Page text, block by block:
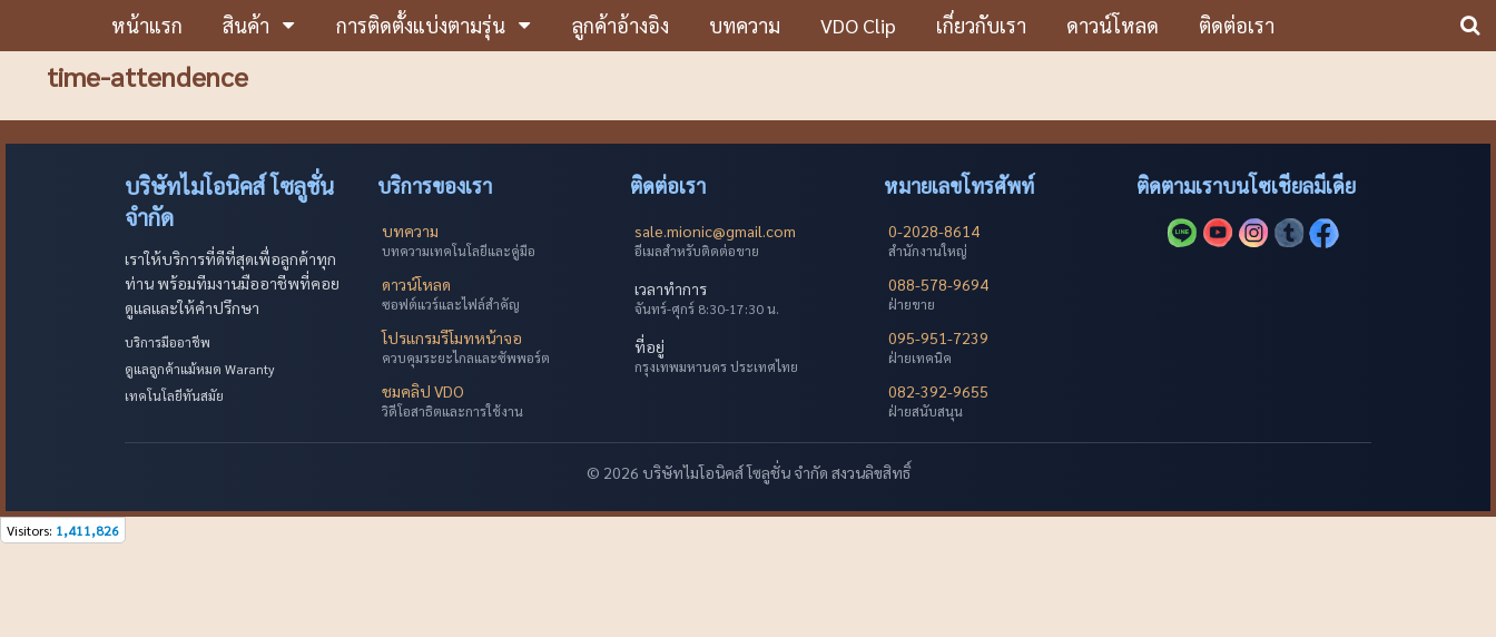
หน้าแรก สินค้า การติดตั้งแบ่งตามรุ่น ลูกค้าอ้างอิง บทความ VDO Clip เกี่ยวกับเรา ดาวน์โหลด ติดต่อเรา
time-attendence
บริษัทไมโอนิคส์ โซลูชั่น
จำกัด
เราให้บริการที่ดีที่สุดเพื่อลูกค้าทุก
ท่าน พร้อมทีมงานมืออาชีพที่คอย
ดูแลและให้คำปรึกษา
บริการมืออาชีพ
ดูแลลูกค้าแม้หมด Waranty
เทคโนโลยีทันสมัย
บริการของเรา
บทความ
บทความเทคโนโลยีและคู่มือ
ดาวน์โหลด
ซอฟต์แวร์และไฟล์สำคัญ
โปรแกรมรีโมทหน้าจอ
ควบคุมระยะไกลและซัพพอร์ต
ชมคลิป VDO
วิดีโอสาธิตและการใช้งาน
ติดต่อเรา
sale.mionic@gmail.com
อีเมลสำหรับติดต่อขาย
เวลาทำการ
จันทร์-ศุกร์ 8:30-17:30 น.
ที่อยู่
กรุงเทพมหานคร ประเทศไทย
หมายเลขโทรศัพท์
0-2028-8614
สำนักงานใหญ่
088-578-9694
ฝ่ายขาย
095-951-7239
ฝ่ายเทคนิค
082-392-9655
ฝ่ายสนับสนุน
ติดตามเราบนโซเชียลมีเดีย
© 2026 บริษัทไมโอนิคส์ โซลูชั่น จำกัด สงวนลิขสิทธิ์
Visitors: 1,411,826